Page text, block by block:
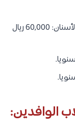
رسوم السنة التحضيرية لكلية الطب وطب الأسنان: 60,000 ريال
الوافدين: